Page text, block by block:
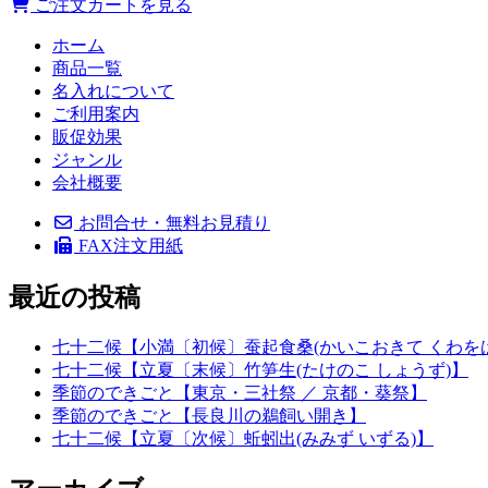
ご注文カートを見る
ホーム
商品一覧
名入れについて
ご利用案内
販促効果
ジャンル
会社概要
お問合せ・無料お見積り
FAX注文用紙
最近の投稿
七十二候【小満〔初候〕蚕起食桑(かいこおきて くわを
七十二候【立夏〔末候〕竹笋生(たけのこ しょうず)】
季節のできごと【東京・三社祭 ／ 京都・葵祭】
季節のできごと【長良川の鵜飼い開き】
七十二候【立夏〔次候〕蚯蚓出(みみず いずる)】